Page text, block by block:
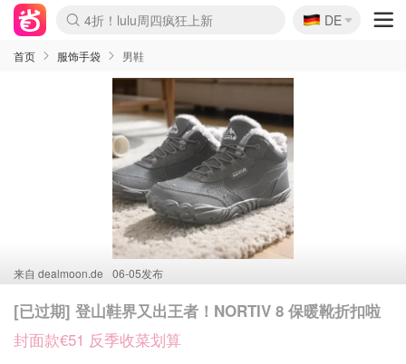
Boticinal 夏促开抢！
4折！lulu周四疯狂上新
还没结束！&OtherStories大促
Joybuy变相75折 随时失效
速领！Stanley独家85折
疑似霸哥！Camper额外叠85折
Zalando 奥莱闪促！每日更新
Moncler反季囤！5折起+叠9折
Coach Brooklyn仅€192
🇩🇪
DE
首页 服饰手袋 男鞋
来自 dealmoon.de 06-05发布
[已过期] 登山鞋界又出王者！NORTIV 8 保暖靴折扣啦
封面款€51 反季收菜划算